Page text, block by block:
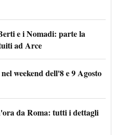
e i Nomadi: parte la
ad Arce
weekend dell'8 e 9 Agosto
da Roma: tutti i dettagli